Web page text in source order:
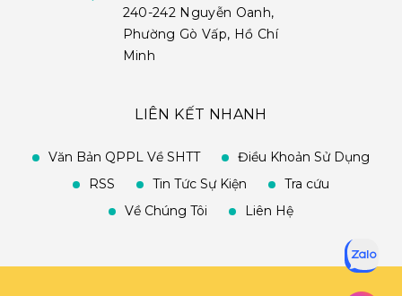
240-242 Nguyễn Oanh,
Phường Gò Vấp, Hồ Chí
Minh
LIÊN KẾT NHANH
Văn Bản QPPL Về SHTT
Điều Khoản Sử Dụng
RSS
Tin Tức Sự Kiện
Tra cứu
Về Chúng Tôi
Liên Hệ